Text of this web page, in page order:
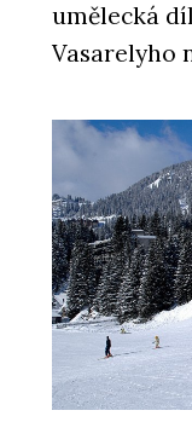
umělecká
Vasarelyho